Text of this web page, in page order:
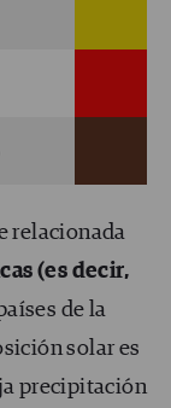
relacionada
(es decir,
de la
solar es
precipitación